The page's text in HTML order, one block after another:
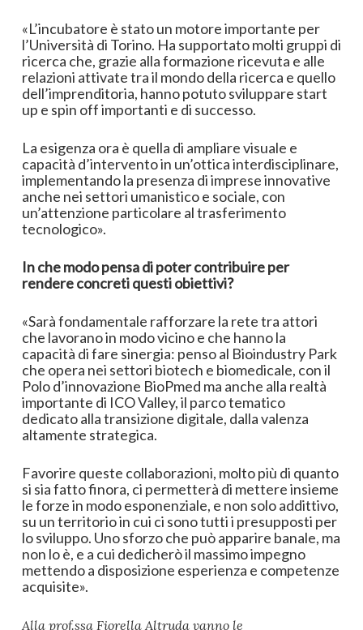
«L’incubatore è stato un motore importante per
l’Università di Torino. Ha supportato molti gruppi di
ricerca che, grazie alla formazione ricevuta e alle
relazioni attivate tra il mondo della ricerca e quello
dell’imprenditoria, hanno potuto sviluppare start
up e spin off importanti e di successo.
La esigenza ora è quella di ampliare visuale e
capacità d’intervento in un’ottica interdisciplinare,
implementando la presenza di imprese innovative
anche nei settori umanistico e sociale, con
un’attenzione particolare al trasferimento
tecnologico».
In che modo pensa di poter contribuire per
rendere concreti questi obiettivi?
«Sarà fondamentale rafforzare la rete tra attori
che lavorano in modo vicino e che hanno la
capacità di fare sinergia: penso al Bioindustry Park
che opera nei settori biotech e biomedicale, con il
Polo d’innovazione BioPmed ma anche alla realtà
importante di ICO Valley, il parco tematico
dedicato alla transizione digitale, dalla valenza
altamente strategica.
Favorire queste collaborazioni, molto più di quanto
si sia fatto finora, ci permetterà di mettere insieme
le forze in modo esponenziale, e non solo addittivo,
su un territorio in cui ci sono tutti i presupposti per
lo sviluppo. Uno sforzo che può apparire banale, ma
non lo è, e a cui dedicherò il massimo impegno
mettendo a disposizione esperienza e competenze
acquisite».
Alla prof.ssa Fiorella Altruda vanno le